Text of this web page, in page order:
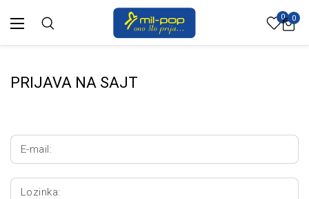
0 0
PRIJAVA NA SAJT
E-mail:
Lozinka: